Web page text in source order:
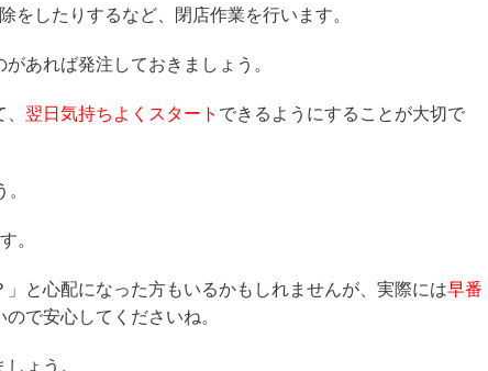
したりするなど、閉店作業を行います。
あれば発注しておきましょう。
翌日気持ちよくスタート できるようにすることが大切で
。
と心配になった方もいるかもしれませんが、実際には早番
ので安心してくださいね。
ょう。